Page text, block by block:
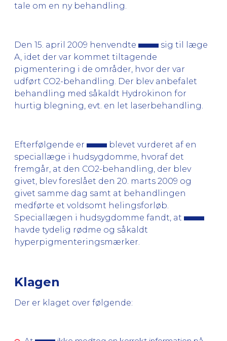
tale om en ny behandling.
Den 15. april 2009 henvendte
sig til læge
A, idet der var kommet tiltagende
pigmentering i de områder, hvor der var
udført CO2-behandling. Der blev anbefalet
behandling med såkaldt Hydrokinon for
hurtig blegning, evt. en let laserbehandling.
Efterfølgende er
blevet vurderet af en
speciallæge i hudsygdomme, hvoraf det
fremgår, at den CO2-behandling, der blev
givet, blev foreslået den 20. marts 2009 og
givet samme dag samt at behandlingen
medførte et voldsomt helingsforløb.
Speciallægen i hudsygdomme fandt, at
havde tydelig rødme og såkaldt
hyperpigmenteringsmærker.
Klagen
Der er klaget over følgende: